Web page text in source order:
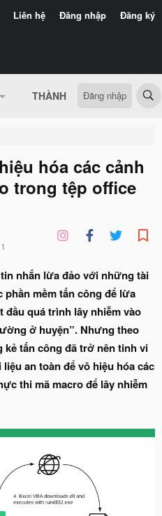
Liên hệ Đăng nhập Đăng ký
THÀNH VIÊN CÓ GÌ
Đăng nhập
hóa các cảnh
trong tệp office
nhắn lừa đảo với những tài
mềm tấn công để lừa
đầu quá trình lây nhiễm vào
ở huyện”. Nhưng theo
tấn công đã trở nên tinh vi
an toàn để vô hiệu hóa các
thi mã macro để lây nhiễm